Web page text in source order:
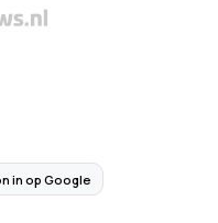
in op Google